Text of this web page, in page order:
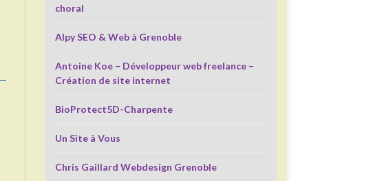
choral
Alpy SEO & Web à Grenoble
Antoine Koe – Développeur web freelance –
Création de site internet
BioProtect5D-Charpente
Un Site à Vous
Chris Gaillard Webdesign Grenoble